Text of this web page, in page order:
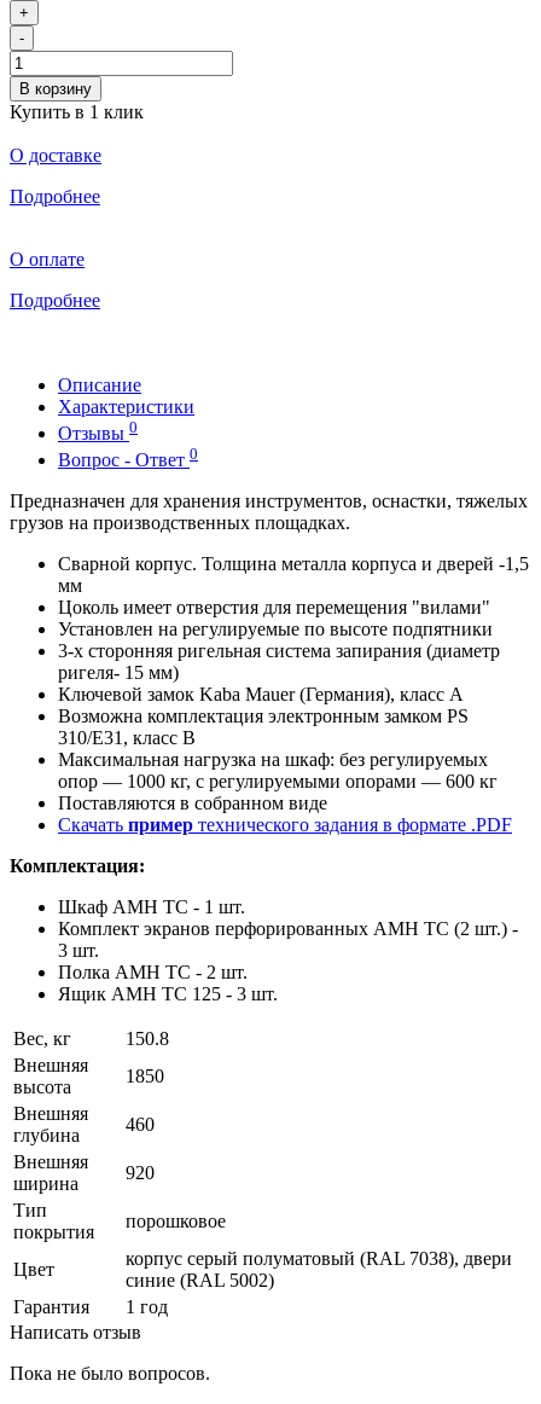
+
-
В корзину
Купить в 1 клик
О доставке
Подробнее
О оплате
Подробнее
Описание
Характеристики
Отзывы 0
Вопрос - Ответ 0
Предназначен для хранения инструментов, оснастки, тяжелых
грузов на производственных площадках.
Сварной корпус. Толщина металла корпуса и дверей -1,5
мм
Цоколь имеет отверстия для перемещения "вилами"
Установлен на регулируемые по высоте подпятники
3-х сторонняя ригельная система запирания (диаметр
ригеля- 15 мм)
Ключевой замок Kaba Mauer (Германия), класс A
Возможна комплектация электронным замком PS
310/E31, класс В
Максимальная нагрузка на шкаф: без регулируемых
опор — 1000 кг, с регулируемыми опорами — 600 кг
Поставляются в собранном виде
Скачать пример технического задания в формате .PDF
Комплектация:
Шкаф AMH TC - 1 шт.
Комплект экранов перфорированных AMH TC (2 шт.) -
3 шт.
Полка AMH TC - 2 шт.
Ящик AMH TC 125 - 3 шт.
Вес, кг
150.8
Внешняя
высота
1850
Внешняя
глубина
460
Внешняя
ширина
920
Тип
покрытия
порошковое
Цвет
корпус серый полуматовый (RAL 7038), двери
синие (RAL 5002)
Гарантия
1 год
Написать отзыв
Пока не было вопросов.